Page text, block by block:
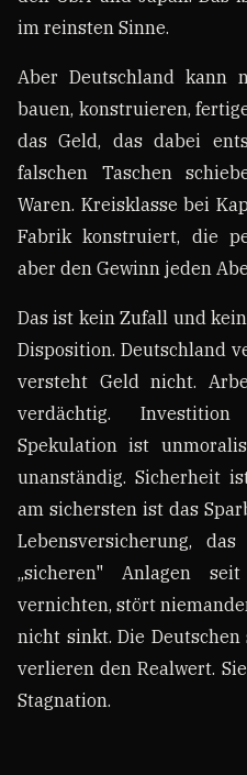
im reinsten Sinne.
Aber Deutschland kann
bauen, konstruieren,
das Geld, das dabei
falschen Taschen
Waren. Kreisklasse bei
Fabrik konstruiert, die
aber den Gewinn jeden
Das ist kein Zufall und
Disposition. Deutschland
versteht Geld nicht.
verdächtig.
Spekulation ist
unanständig. Sicherheit
am sichersten ist das
Lebensversicherung,
„sicheren" Anlagen
vernichten, stört
nicht sinkt. Die
verlieren den Realwert.
Stagnation.